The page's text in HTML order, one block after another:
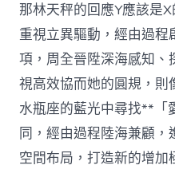
那林天秤的回應Y應該是
重視立異驅動，經由過程
項，周全晉陞深海感知
視高效協而她的圓規，
水瓶座的藍光中尋找**「
同，經由過程陸海兼顧
空間布局，打造新的增